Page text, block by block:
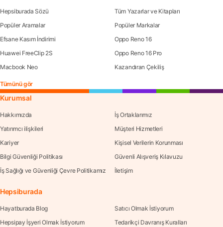
Hepsiburada Sözü
Tüm Yazarlar ve Kitapları
Popüler Aramalar
Popüler Markalar
Efsane Kasım İndirimi
Oppo Reno 16
Huawei FreeClip 2S
Oppo Reno 16 Pro
Macbook Neo
Kazandıran Çekiliş
Tümünü gör
Kurumsal
Hakkımızda
İş Ortaklarımız
Yatırımcı ilişkileri
Müşteri Hizmetleri
Kariyer
Kişisel Verilerin Korunması
Bilgi Güvenliği Politikası
Güvenli Alışveriş Kılavuzu
İş Sağlığı ve Güvenliği Çevre Politikamız
İletişim
Hepsiburada
Hayatburada Blog
Satıcı Olmak İstiyorum
Hepsipay İşyeri Olmak İstiyorum
Tedarikçi Davranış Kuralları